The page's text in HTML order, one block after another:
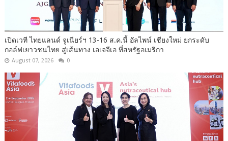
เปิดเวที ไทยแลนด์ จูเนียร์ฯ 13-16 ส.ค.นี้ อัลไพน์ เชียงใหม่ ยกระดับ
กอล์ฟเยาวชนไทย สู่เส้นทาง เอเจจีเอ ที่สหรัฐอเมริกา
August 07, 2026 0